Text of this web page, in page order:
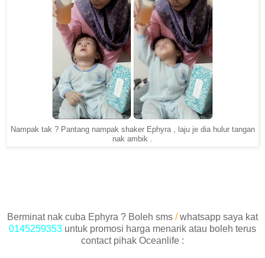
Nampak tak ? Pantang nampak shaker Ephyra , laju je dia hulur tangan
nak ambik .
Berminat nak cuba Ephyra ? Boleh sms /whatsapp saya kat
0145259353 untuk promosi harga menarik atau boleh terus
contact pihak Oceanlife :